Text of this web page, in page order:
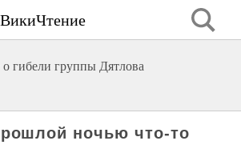
ВикиЧтение
гибели группы Дятлова
ночью что-то